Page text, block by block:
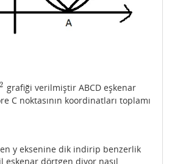
2 grafiği verilmiştir ABCD eşkenar
C noktasının koordinatları toplamı
y eksenine dik indirip benzerlik
eşkenar dörtgen diyor nasıl